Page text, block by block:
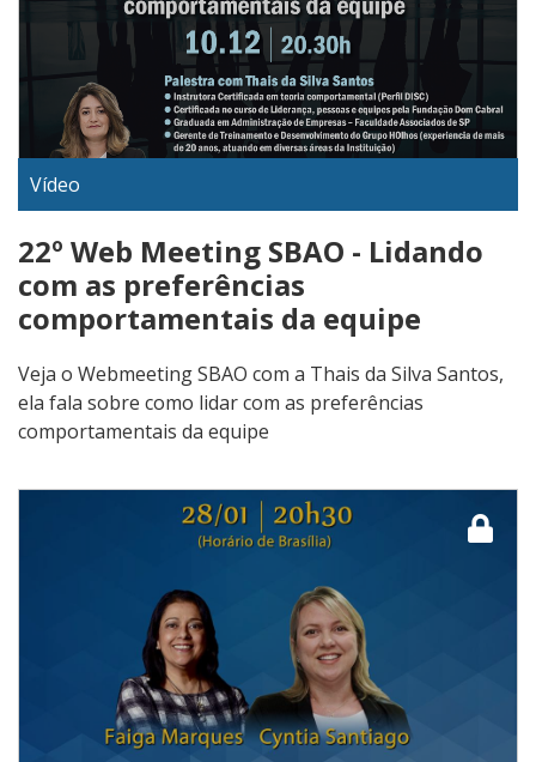
Vídeo
22º Web Meeting SBAO - Lidando
com as preferências
comportamentais da equipe
Veja o Webmeeting SBAO com a Thais da Silva Santos,
ela fala sobre como lidar com as preferências
comportamentais da equipe